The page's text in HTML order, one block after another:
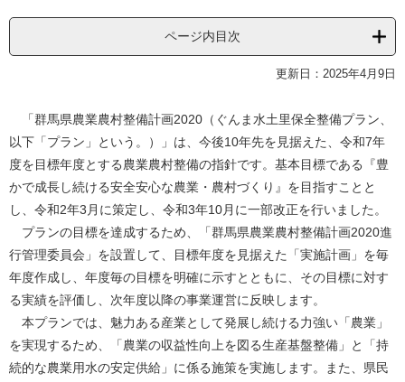
ページ内目次
更新日：2025年4月9日
「群馬県農業農村整備計画2020（ぐんま水土里保全整備プラン、
以下「プラン」という。）」は、今後10年先を見据えた、令和7年
度を目標年度とする農業農村整備の指針です。基本目標である『豊
かで成長し続ける安全安心な農業・農村づくり』を目指すことと
し、令和2年3月に策定し、令和3年10月に一部改正を行いました。
プランの目標を達成するため、「群馬県農業農村整備計画2020進
行管理委員会」を設置して、目標年度を見据えた「実施計画」を毎
年度作成し、年度毎の目標を明確に示すとともに、その目標に対す
る実績を評価し、次年度以降の事業運営に反映します。
本プランでは、魅力ある産業として発展し続ける力強い「農業」
を実現するため、「農業の収益性向上を図る生産基盤整備」と「持
続的な農業用水の安定供給」に係る施策を実施します。また、県民